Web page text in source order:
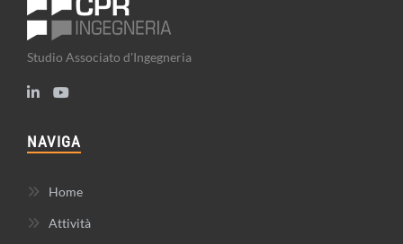
Studio Associato d'Ingegneria
NAVIGA
Home
Attività